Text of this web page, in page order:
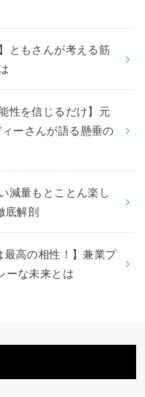
ともさんが考える筋
性を信じるだけ】元
ーさんが語る懸垂の
減量もとことん楽し
底解剖
最高の相性！】兼業プ
ーな未来とは